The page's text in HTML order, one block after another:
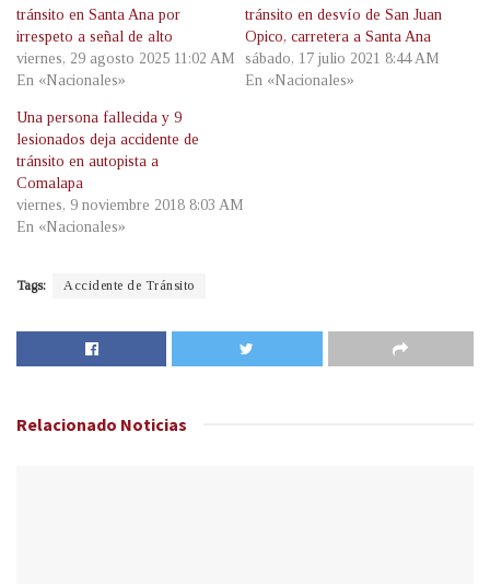
tránsito en Santa Ana por
irrespeto a señal de alto
viernes, 29 agosto 2025 11:02 AM
En «Nacionales»
tránsito en desvío de San Juan
Opico, carretera a Santa Ana
sábado, 17 julio 2021 8:44 AM
En «Nacionales»
Una persona fallecida y 9
lesionados deja accidente de
tránsito en autopista a
Comalapa
viernes, 9 noviembre 2018 8:03 AM
En «Nacionales»
Tags: Accidente de Tránsito
Relacionado Noticias